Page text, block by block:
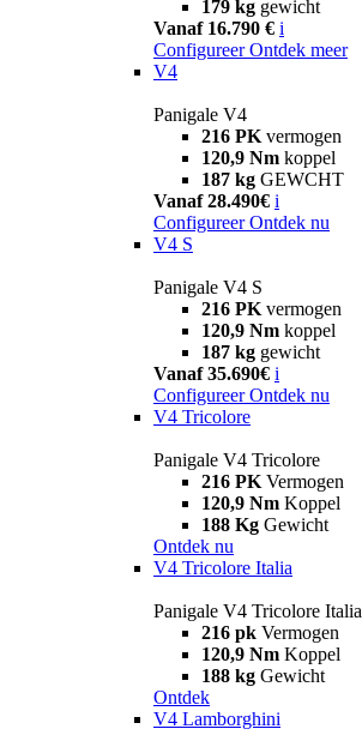
179 kg gewicht
Vanaf 16.790 € i
Configureer Ontdek meer
V4
Panigale V4
216 PK vermogen
120,9 Nm koppel
187 kg GEWCHT
Vanaf 28.490€ i
Configureer Ontdek nu
V4 S
Panigale V4 S
216 PK vermogen
120,9 Nm koppel
187 kg gewicht
Vanaf 35.690€ i
Configureer Ontdek nu
V4 Tricolore
Panigale V4 Tricolore
216 PK Vermogen
120,9 Nm Koppel
188 Kg Gewicht
Ontdek nu
V4 Tricolore Italia
Panigale V4 Tricolore Italia
216 pk Vermogen
120,9 Nm Koppel
188 kg Gewicht
Ontdek
V4 Lamborghini